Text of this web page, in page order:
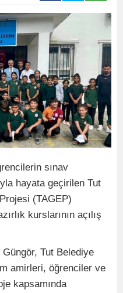
sınav
hayata geçirilen Tut
(TAGEP)
kurslarının açılış
Tut Belediye
amirleri, öğrenciler ve
kapsamında